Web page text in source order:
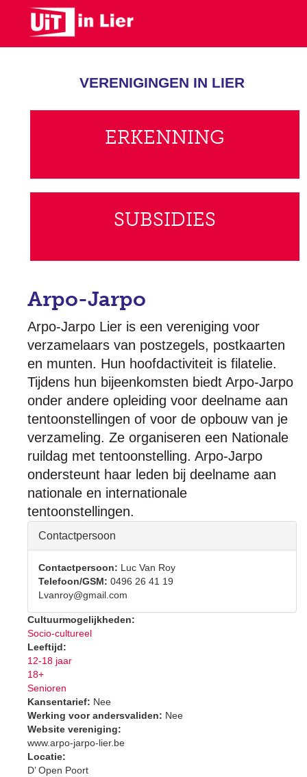
VERENIGINGEN IN LIER
ERKENNING
SUBSIDIES
Arpo-Jarpo
Arpo-Jarpo Lier is een vereniging voor
verzamelaars van postzegels, postkaarten
en munten. Hun hoofdactiviteit is filatelie.
Tijdens hun bijeenkomsten biedt Arpo-Jarpo
onder andere opleiding voor deelname aan
tentoonstellingen of voor de opbouw van je
verzameling. Ze organiseren een Nationale
ruildag met tentoonstelling. Arpo-Jarpo
ondersteunt haar leden bij deelname aan
nationale en internationale
tentoonstellingen.
Hide
Contactpersoon
Contactpersoon: Luc Van Roy
Telefoon/GSM: 0496 26 41 19
Lvanroy@gmail.com
Cultuurmogelijkheden:
Socio-cultureel
Leeftijd:
12-18 jaar
18+
Senioren
Kansentarief: Nee
Werking voor andersvaliden: Nee
Website vereniging:
www.arpo-jarpo-lier.be
Locatie:
D’ Open Poort